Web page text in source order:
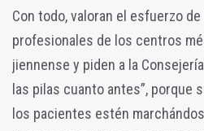
Con todo, valoran el esfuerzo
profesionales de los centros
jiennense y piden a la
las pilas cuanto antes”, porque
los pacientes estén